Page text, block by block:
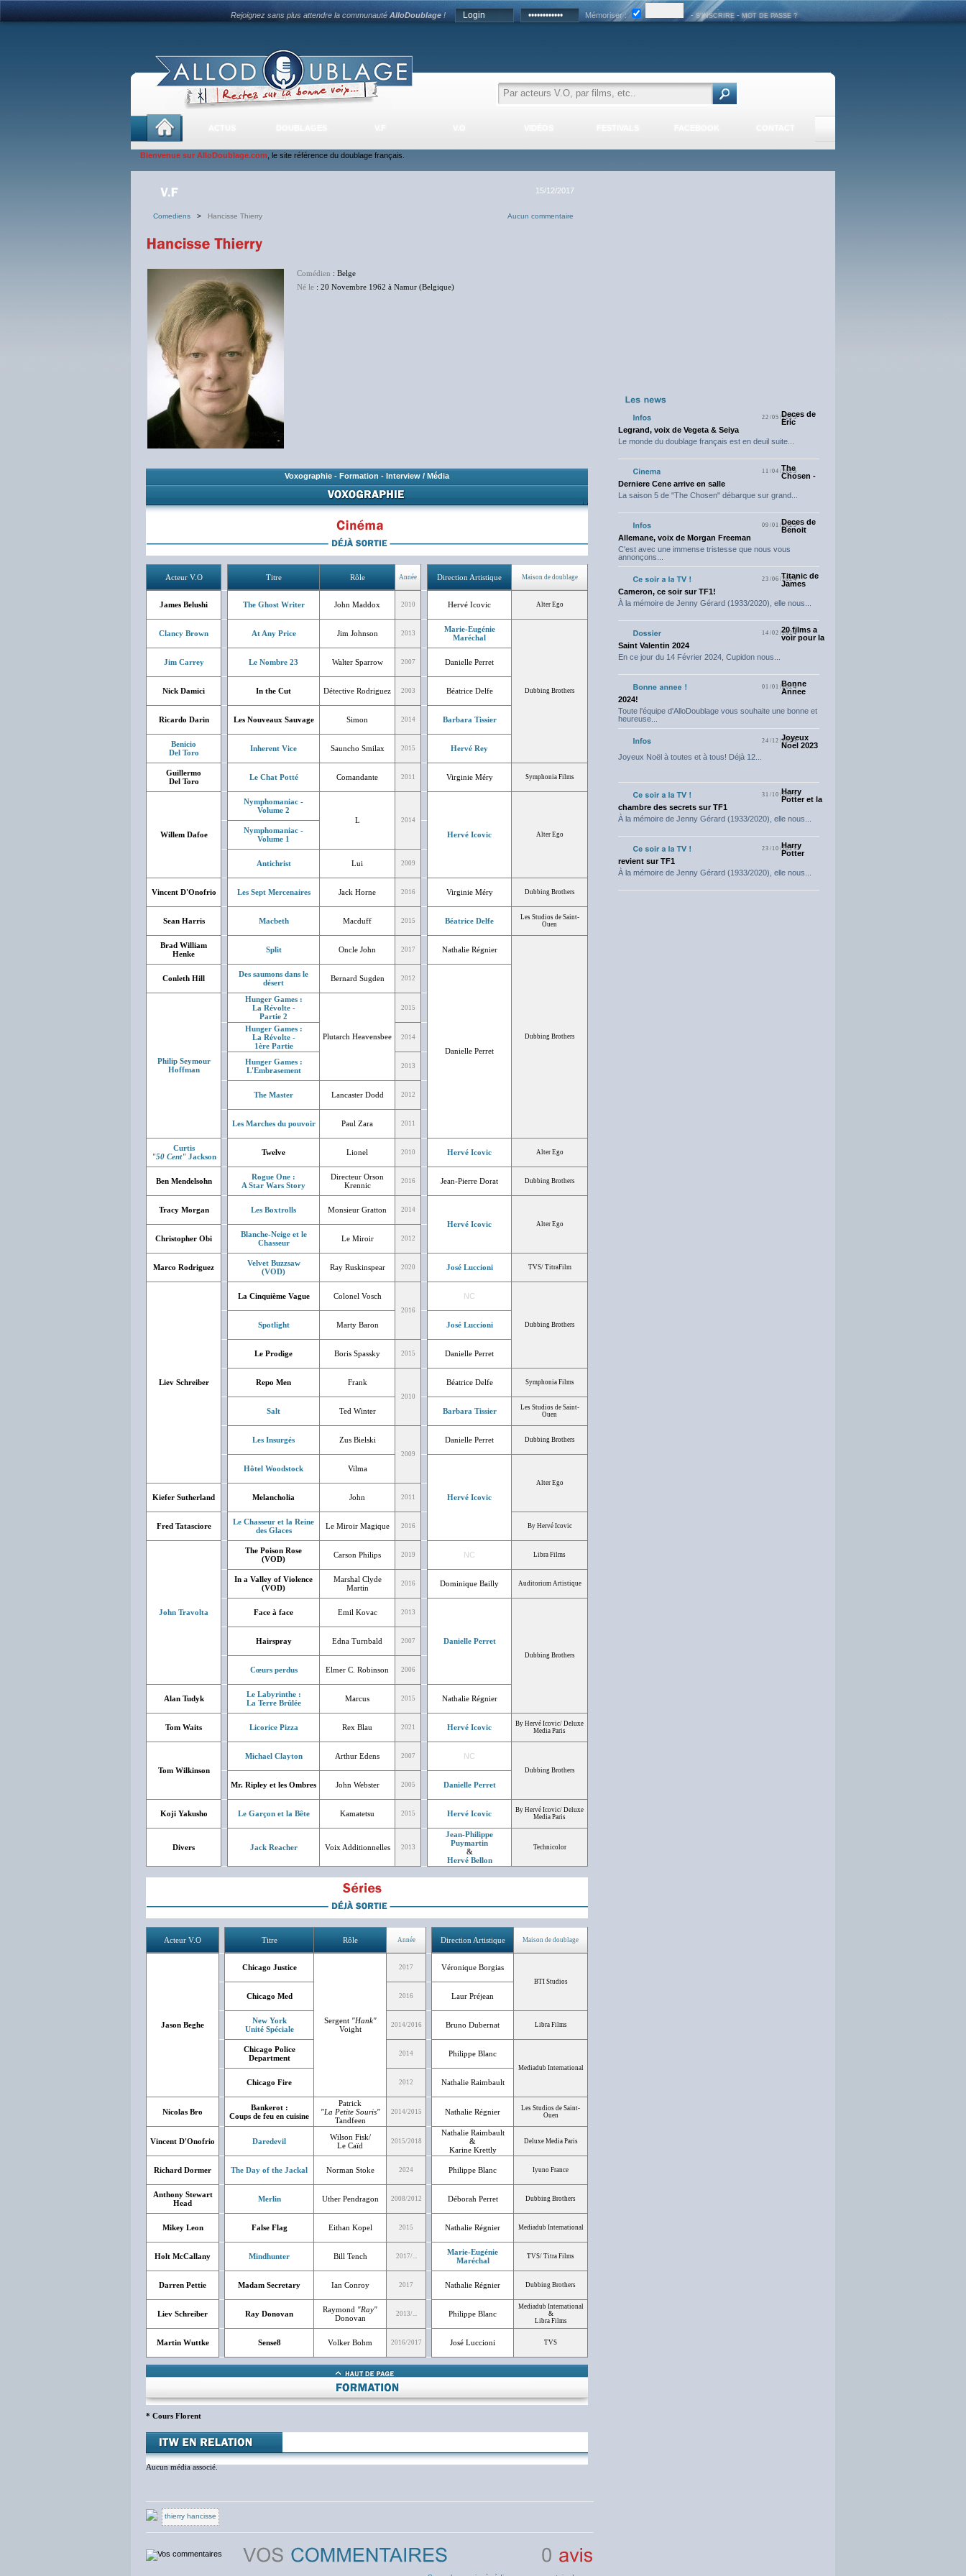
Rejoignez sans plus attendre la communautéAlloDoublage ! Mémoriser : -S'INSCRIRE -MOT DE PASSE ?
Bienvenue sur AlloDoublage.com , le site référence du doublage français.
15/12/2017
Comediens > Hancisse Thierry Aucun commentaire
Comédien : Belge
Né le : 20 Novembre 1962 à Namur (Belgique)
Voxographie - Formation - Interview / Média
Acteur V.O Titre Rôle Année Direction Artistique Maison de doublage
James Belushi The Ghost Writer John Maddox 2010 Hervé Icovic Alter Ego
Clancy Brown At Any Price Jim Johnson 2013
Marie-Eugénie
Maréchal
Dubbing Brothers
Jim Carrey Le Nombre 23 Walter Sparrow 2007 Danielle Perret
Nick Damici In the Cut Détective Rodriguez 2003 Béatrice Delfe
Ricardo Darin Les Nouveaux Sauvage Simon 2014 Barbara Tissier
Benicio
Del Toro
Inherent Vice Sauncho Smilax 2015 Hervé Rey
Guillermo
Del Toro
Le Chat Potté Comandante 2011 Virginie Méry Symphonia Films
Willem Dafoe
Nymphomaniac -
Volume 2
L
2014
Hervé Icovic Alter Ego
Nymphomaniac -
Volume 1
Antichrist Lui 2009
Vincent D'Onofrio Les Sept Mercenaires Jack Horne 2016 Virginie Méry Dubbing Brothers
Sean Harris Macbeth Macduff 2015 Béatrice Delfe
Les Studios de Saint-
Ouen
Brad William
Henke
Split Oncle John 2017 Nathalie Régnier
Dubbing Brothers
Conleth Hill
Des saumons dans le
désert
Bernard Sugden 2012
Danielle Perret
Philip Seymour
Hoffman
Hunger Games :
La Révolte -
Partie 2
Plutarch Heavensbee
2015
Hunger Games :
La Révolte -
1ère Partie
2014
Hunger Games :
L'Embrasement
2013
The Master Lancaster Dodd 2012
Les Marches du pouvoir Paul Zara 2011
Curtis
"50 Cent" Jackson Twelve Lionel 2010 Hervé Icovic Alter Ego
Ben Mendelsohn
Rogue One :
A Star Wars Story
Directeur Orson
Krennic
2016 Jean-Pierre Dorat Dubbing Brothers
Tracy Morgan Les Boxtrolls Monsieur Gratton 2014
Hervé Icovic Alter Ego
Christopher Obi
Blanche-Neige et le
Chasseur
Le Miroir 2012
Marco Rodriguez
Velvet Buzzsaw
(VOD)
Ray Ruskinspear 2020 José Luccioni TVS/ TitraFilm
Liev Schreiber
La Cinquième Vague Colonel Vosch
2016
NC
Dubbing Brothers
Spotlight Marty Baron José Luccioni
Le Prodige Boris Spassky 2015 Danielle Perret
Repo Men Frank
2010
Béatrice Delfe Symphonia Films
Salt Ted Winter Barbara Tissier
Les Studios de Saint-
Ouen
Les Insurgés Zus Bielski
2009
Danielle Perret Dubbing Brothers
Hôtel Woodstock Vilma
Hervé Icovic
Alter Ego
Kiefer Sutherland Melancholia John 2011
Fred Tatasciore
Le Chasseur et la Reine
des Glaces
Le Miroir Magique 2016 By Hervé Icovic
John Travolta
The Poison Rose
(VOD)
Carson Philips 2019 NC Libra Films
In a Valley of Violence
(VOD)
Marshal Clyde
Martin
2016 Dominique Bailly Auditorium Artistique
Face à face Emil Kovac 2013
Danielle Perret
Dubbing Brothers
Hairspray Edna Turnbald 2007
Cœurs perdus Elmer C. Robinson 2006
Alan Tudyk
Le Labyrinthe :
La Terre Brûlée
Marcus 2015 Nathalie Régnier
Tom Waits Licorice Pizza Rex Blau 2021 Hervé Icovic
By Hervé Icovic/ Deluxe
Media Paris
Tom Wilkinson
Michael Clayton Arthur Edens 2007 NC
Dubbing Brothers
Mr. Ripley et les Ombres John Webster 2005 Danielle Perret
Koji Yakusho Le Garçon et la Bête Kamatetsu 2015 Hervé Icovic
By Hervé Icovic/ Deluxe
Media Paris
Divers Jack Reacher Voix Additionnelles 2013
Jean-Philippe
Puymartin
&
Hervé Bellon
Technicolor
Acteur V.O Titre Rôle Année Direction Artistique Maison de doublage
Jason Beghe
Chicago Justice
Sergent "Hank"
Voight
2017 Véronique Borgias
BTI Studios
Chicago Med 2016 Laur Préjean
New York
Unité Spéciale
2014/2016 Bruno Dubernat Libra Films
Chicago Police
Department
2014 Philippe Blanc
Mediadub International
Chicago Fire 2012 Nathalie Raimbault
Nicolas Bro
Bankerot :
Coups de feu en cuisine
Patrick
"La Petite Souris"
Tandfeen
2014/2015 Nathalie Régnier
Les Studios de Saint-
Ouen
Vincent D'Onofrio Daredevil
Wilson Fisk/
Le Caïd
2015/2018
Nathalie Raimbault
&
Karine Krettly
Deluxe Media Paris
Richard Dormer The Day of the Jackal Norman Stoke 2024 Philippe Blanc Iyuno France
Anthony Stewart
Head
Merlin Uther Pendragon 2008/2012 Déborah Perret Dubbing Brothers
Mikey Leon False Flag Eithan Kopel 2015 Nathalie Régnier Mediadub International
Holt McCallany Mindhunter Bill Tench 2017/...
Marie-Eugénie
Maréchal
TVS/ Titra Films
Darren Pettie Madam Secretary Ian Conroy 2017 Nathalie Régnier Dubbing Brothers
Liev Schreiber Ray Donovan Raymond "Ray"
Donovan
2013/... Philippe Blanc
Mediadub International
&
Libra Films
Martin Wuttke Sense8 Volker Bohm 2016/2017 José Luccioni TVS
* Cours Florent
Aucun média associé.
thierry hancisse
22/05/2025Deces de
Eric
Legrand, voix de Vegeta & Seiya
Le monde du doublage français est en deuil suite...
11/04/2025
The
Chosen -
Derniere Cene arrive en salle
La saison 5 de "The Chosen" débarque sur grand...
09/01/2025Deces de
Benoit
Allemane, voix de Morgan Freeman
C'est avec une immense tristesse que nous vous
annonçons...
23/06/2024Titanic de
James
Cameron, ce soir sur TF1!
À la mémoire de Jenny Gérard (1933/2020), elle nous...
14/02/202420 films a
voir pour la
Saint Valentin 2024
En ce jour du 14 Février 2024, Cupidon nous...
01/01/2024
Bonne
Annee
2024!
Toute l'équipe d'AlloDoublage vous souhaite une bonne et
heureuse...
24/12/2023
Joyeux
Noel 2023
Joyeux Noël à toutes et à tous! Déjà 12...
31/10/2023
Harry
Potter et la
chambre des secrets sur TF1
À la mémoire de Jenny Gérard (1933/2020), elle nous...
23/10/2023
Harry
Potter
revient sur TF1
À la mémoire de Jenny Gérard (1933/2020), elle nous...